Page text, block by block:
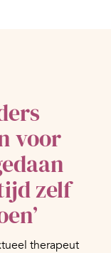
voor
zelf
therapeut